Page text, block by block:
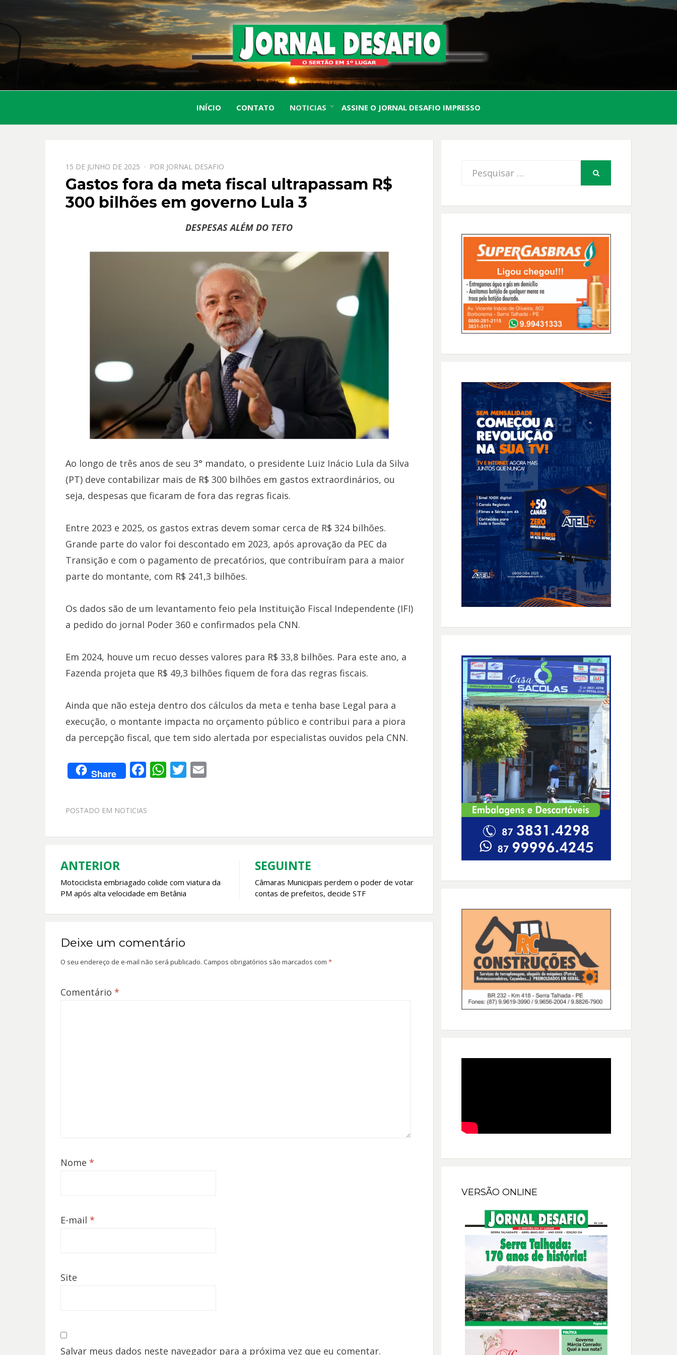
JORNAL
DESAFIO
O Sertão em 1º Lugar
INÍCIO CONTATO NOTICIAS ASSINE O JORNAL DESAFIO IMPRESSO
PPOSTADO
EM
15 DE JUNHO DE 2025 POR JORNAL DESAFIO
Gastos fora da meta fiscal ultrapassam R$
300 bilhões em governo Lula 3
DESPESAS ALÉM DO TETO
Ao longo de três anos de seu 3° mandato, o presidente Luiz Inácio Lula da Silva
(PT) deve contabilizar mais de R$ 300 bilhões em gastos extraordinários, ou
seja, despesas que ficaram de fora das regras ficais.
Entre 2023 e 2025, os gastos extras devem somar cerca de R$ 324 bilhões.
Grande parte do valor foi descontado em 2023, após aprovação da PEC da
Transição e com o pagamento de precatórios, que contribuíram para a maior
parte do montante, com R$ 241,3 bilhões.
Os dados são de um levantamento feio pela Instituição Fiscal Independente (IFI)
a pedido do jornal Poder 360 e confirmados pela CNN.
Em 2024, houve um recuo desses valores para R$ 33,8 bilhões. Para este ano, a
Fazenda projeta que R$ 49,3 bilhões fiquem de fora das regras fiscais.
Ainda que não esteja dentro dos cálculos da meta e tenha base Legal para a
execução, o montante impacta no orçamento público e contribui para a piora
da percepção fiscal, que tem sido alertada por especialistas ouvidos pela CNN.
Share F
b
o
W
A
T E
POSTADO EM NOTICIAS
Navegação
de
ANTERIOR
Motociclista embriagado colide com viatura da
PM após alta velocidade em Betânia
SEGUINTE
Câmaras Municipais perdem o poder de votar
contas de prefeitos, decide STF
Deixe um comentário
O seu endereço de e-mail não será publicado. Campos obrigatórios são marcados com *
Comentário *
Nome *
E-mail *
Site
Salvar meus dados neste navegador para a próxima vez que eu comentar.
Procurar
VERSÃO ONLINE